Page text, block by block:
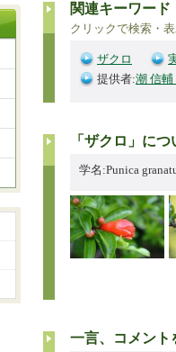
関連キーワード
クリックで検索・
ザクロ
提供者:潮 信
「ザクロ」につ
学名:Punica
一言、コメント